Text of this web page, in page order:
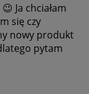
😉 Ja chciałam
się czy
nowy produkt
pytam